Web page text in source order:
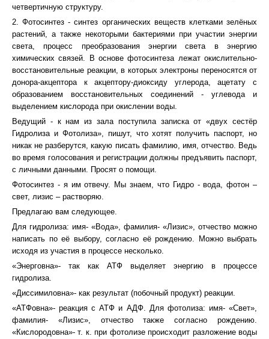
четвертичную структуру.
2. Фотосинтез - синтез органических веществ клетками зелёных
растений, а также некоторыми бактериями при участии энергии
света, процесс преобразования энергии света в энергию
химических связей. В основе фотосинтеза лежат окислительно-
восстановительные реакции, в которых электроны переносятся от
донора-акцептора к акцептору-диоксиду углерода, ацетату с
образованием восстановительных соединений - углевода и
выделением кислорода при окислении воды.
Ведущий - к нам из зала поступила записка от «двух сестёр
Гидролиза и Фотолиза», пишут, что хотят получить паспорт, но
никак не разберутся, какую писать фамилию, имя, отчество. Ведь
во время голосования и регистрации должны предъявить паспорт,
с личными данными. Просят о помощи.
Фотосинтез - я им отвечу. Мы знаем, что Гидро - вода, фотон –
свет, лизис – растворяю.
Предлагаю вам следующее.
Для гидролиза: имя- «Вода», фамилия- «Лизис», отчество можно
написать по её выбору, согласно её рождению. Можно выбрать
исходя из участия в процессе несколько.
«Энерговна»- так как АТФ выделяет энергию в процессе
гидролиза.
«Диссимиловна»- как результат (побочный продукт) реакции.
«АТФовна»- реакция с АТФ и АДФ. Для фотолиза: имя- «Свет»,
фамилия- «Лизис», отчество также согласно рождению.
«Кислородовна»- т. к. при фотолизе происходит разложение воды